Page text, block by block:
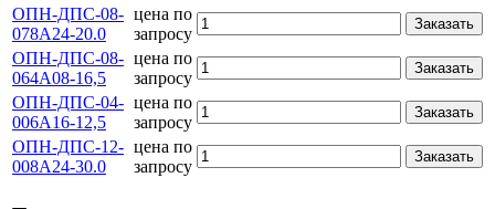
ОПН-ДПС-08-
078А24-20.0
цена по
запросу
Заказать
ОПН-ДПС-08-
064А08-16,5
цена по
запросу
Заказать
ОПН-ДПС-04-
006А16-12,5
цена по
запросу
Заказать
ОПН-ДПС-12-
008А24-30.0
цена по
запросу
Заказать